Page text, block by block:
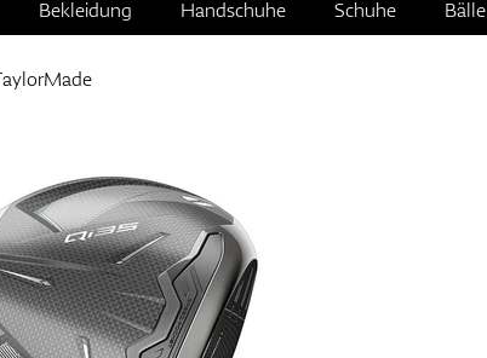
Bekleidung Handschuhe Schuhe Bälle